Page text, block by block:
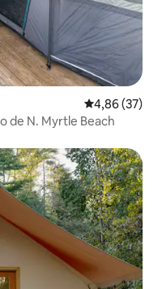
4,86 de uma
4,86 (37)
de N. Myrtle Beach